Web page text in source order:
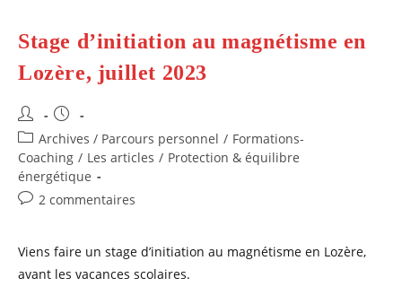
Stage d’initiation au magnétisme en
Lozère, juillet 2023
Auteur/autrice
de
la
publication :
Publication
publiée :
Post
category:
Archives / Parcours personnel / Formations-
Coaching / Les articles / Protection & équilibre
énergétique
Commentaires
publication :
2 commentaires
Viens faire un stage d’initiation au magnétisme en Lozère,
avant les vacances scolaires.